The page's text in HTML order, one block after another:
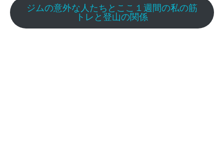
ジムの意外な人たちとここ１週間の私の筋
トレと登山の関係